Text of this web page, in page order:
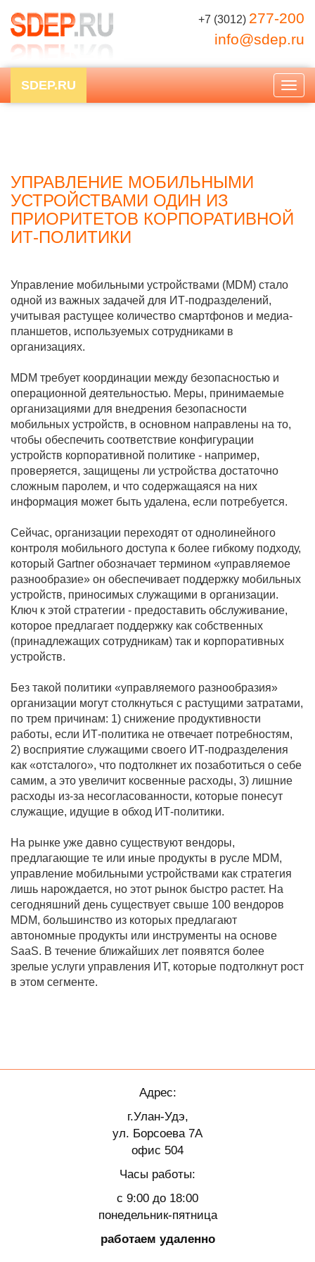
+7 (3012) 277-200
info@sdep.ru
SDEP.RU
УПРАВЛЕНИЕ МОБИЛЬНЫМИ
УСТРОЙСТВАМИ ОДИН ИЗ
ПРИОРИТЕТОВ КОРПОРАТИВНОЙ
ИТ-ПОЛИТИКИ
Управление мобильными устройствами (MDM) стало
одной из важных задачей для ИТ-подразделений,
учитывая растущее количество смартфонов и медиа-
планшетов, используемых сотрудниками в
организациях.
MDM требует координации между безопасностью и
операционной деятельностью. Меры, принимаемые
организациями для внедрения безопасности
мобильных устройств, в основном направлены на то,
чтобы обеспечить соответствие конфигурации
устройств корпоративной политике - например,
проверяется, защищены ли устройства достаточно
сложным паролем, и что содержащаяся на них
информация может быть удалена, если потребуется.
Сейчас, организации переходят от однолинейного
контроля мобильного доступа к более гибкому подходу,
который Gartner обозначает термином «управляемое
разнообразие» он обеспечивает поддержку мобильных
устройств, приносимых служащими в организации.
Ключ к этой стратегии - предоставить обслуживание,
которое предлагает поддержку как собственных
(принадлежащих сотрудникам) так и корпоративных
устройств.
Без такой политики «управляемого разнообразия»
организации могут столкнуться с растущими затратами,
по трем причинам: 1) снижение продуктивности
работы, если ИТ-политика не отвечает потребностям,
2) восприятие служащими своего ИТ-подразделения
как «отсталого», что подтолкнет их позаботиться о себе
самим, а это увеличит косвенные расходы, 3) лишние
расходы из-за несогласованности, которые понесут
служащие, идущие в обход ИТ-политики.
На рынке уже давно существуют вендоры,
предлагающие те или иные продукты в русле MDM,
управление мобильными устройствами как стратегия
лишь нарождается, но этот рынок быстро растет. На
сегодняшний день существует свыше 100 вендоров
MDM, большинство из которых предлагают
автономные продукты или инструменты на основе
SaaS. В течение ближайших лет появятся более
зрелые услуги управления ИТ, которые подтолкнут рост
в этом сегменте.
Адрес:
г.Улан-Удэ,
ул. Борсоева 7А
офис 504
Часы работы:
с 9:00 до 18:00
понедельник-пятница
работаем удаленно